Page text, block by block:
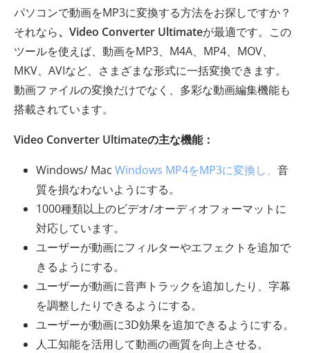
パソコンで動画をMP3に変換する方法をお探しですか？
それなら、Video Converter Ultimateが最適です。この
ツールを使えば、動画をMP3、M4A、MP4、MOV、
MKV、AVIなど、さまざまな形式に一括変換できます。
動画ファイルの変換だけでなく、多彩な動画編集機能も
搭載されています。
Video Converter Ultimateの主な機能：
Windows/ Mac Windows MP4をMP3に変換し、 音
質を損なわないようにする。
1000種類以上のビデオ/オーディオフォーマットに
対応しています。
ユーザーが動画にフィルターやエフェクトを追加で
きるようにする。
ユーザーが動画に音声トラックを追加したり、字幕
を調整したりできるようにする。
ユーザーが動画に3D効果を追加できるようにする。
人工知能を活用して動画の画質を向上させる。